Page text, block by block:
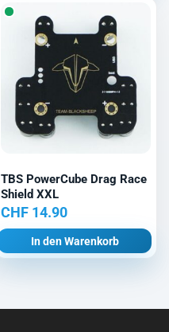
TBS PowerCube Drag Race
Shield XXL
CHF14.90
In den Warenkorb